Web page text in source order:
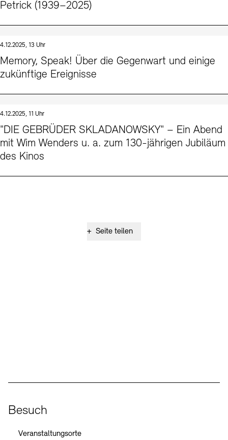
Petrick (1939–2025)
4.12.2025, 13 Uhr
Memory, Speak! Über die Gegenwart und einige
zukünftige Ereignisse
4.12.2025, 11 Uhr
"DIE GEBRÜDER SKLADANOWSKY" – Ein Abend
mit Wim Wenders u. a. zum 130-jährigen Jubiläum
des Kinos
+ Seite teilen
Besuch
Veranstaltungsorte